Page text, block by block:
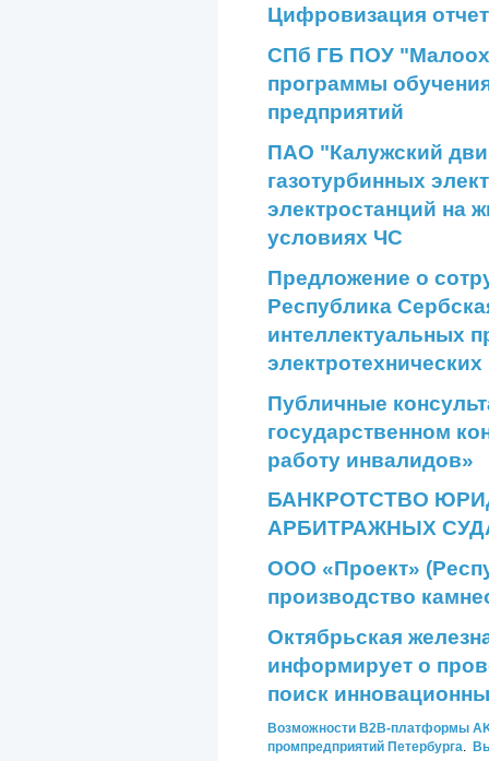
Цифровизация
СПб ГБ ПОУ
программы
предприятий
ПАО "Калужский
газотурбинных
электростанций на
условиях ЧС
Предложение о
Республика
интеллектуальных
Публичные
государственном
работу инвалидов»
БАНКРОТСТВО
АРБИТРАЖНЫХ
ООО «Проект»
производство
Октябрьская
информирует о
поиск
Возможности B2B-платформы
промпредприятий Петербурга.